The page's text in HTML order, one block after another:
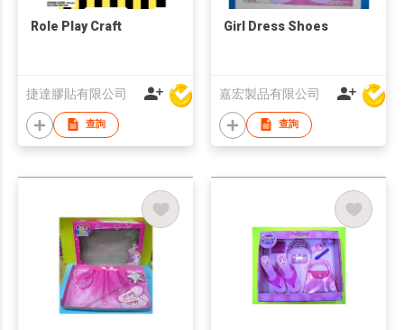
Role Play Craft
捷達膠貼有限公司
查詢
Girl Dress Shoes
嘉宏製品有限公司
查詢